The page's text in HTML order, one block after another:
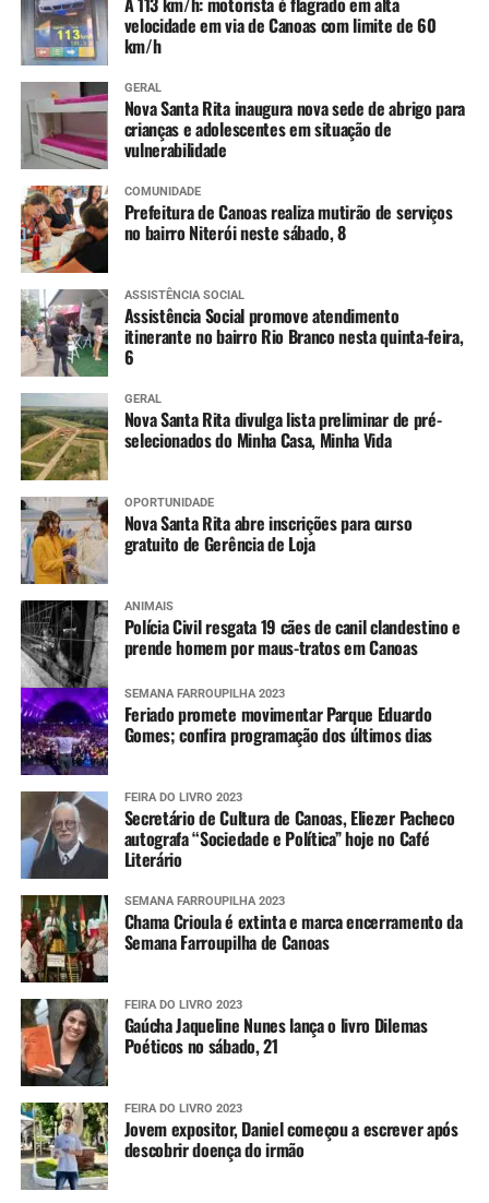
minha mãe. Encontrei
minhas amigas. Foi muito
divertido”, diz.
velocidade em via de Canoas com limite de 60
km/h
GERAL
Nova Santa Rita inaugura nova sede de abrigo para
crianças e adolescentes em situação de
vulnerabilidade
COMUNIDADE
Prefeitura de Canoas realiza mutirão de serviços
no bairro Niterói neste sábado, 8
ASSISTÊNCIA SOCIAL
Assistência Social promove atendimento
itinerante no bairro Rio Branco nesta quinta-feira,
6
GERAL
Nova Santa Rita divulga lista preliminar de pré-
selecionados do Minha Casa, Minha Vida
OPORTUNIDADE
Nova Santa Rita abre inscrições para curso
gratuito de Gerência de Loja
ANIMAIS
Polícia Civil resgata 19 cães de canil clandestino e
prende homem por maus-tratos em Canoas
SEMANA FARROUPILHA 2023
Feriado promete movimentar Parque Eduardo
Gomes; confira programação dos últimos dias
FEIRA DO LIVRO 2023
Secretário de Cultura de Canoas, Eliezer Pacheco
autografa “Sociedade e Política” hoje no Café
Literário
SEMANA FARROUPILHA 2023
Chama Crioula é extinta e marca encerramento da
Semana Farroupilha de Canoas
FEIRA DO LIVRO 2023
Gaúcha Jaqueline Nunes lança o livro Dilemas
Poéticos no sábado, 21
FEIRA DO LIVRO 2023
Jovem expositor, Daniel começou a escrever após
descobrir doença do irmão